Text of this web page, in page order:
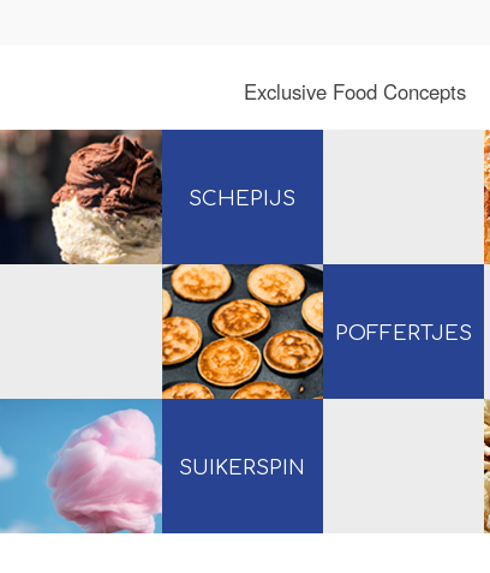
Exclusive Food Concepts
SCHEPIJS
POFFERTJES
SUIKERSPIN